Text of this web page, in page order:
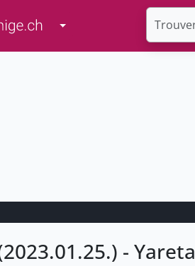
Toggle Dropdown
- Yareta